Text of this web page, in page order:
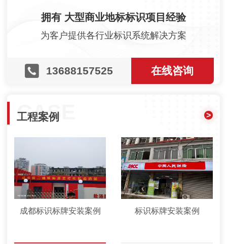
拥有 大型商业地标标识项目经验
为客户提供各行业标识系统解决方案
13688157525 在线咨询
CASE
工程案例 >
标识标牌安装案例 四川发光字案例